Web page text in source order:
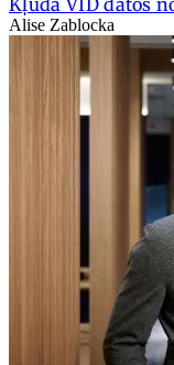
Kļūda VID datos
Alise Zablocka